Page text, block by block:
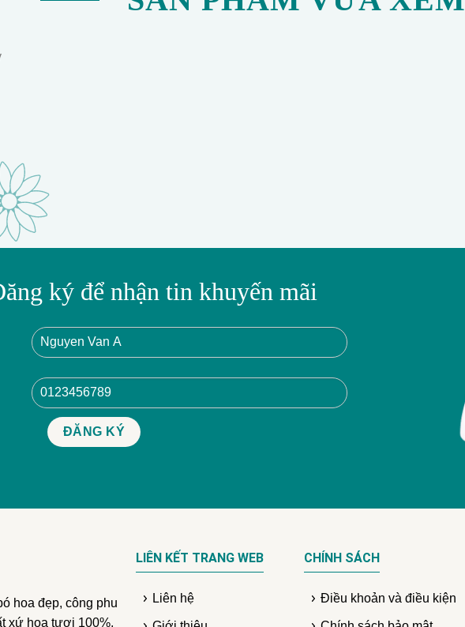
ký để nhận tin khuyến mãi
hoa đẹp, công phu
xứ hoa tươi 100%,
LIÊN KẾT TRANG WEB
Liên hệ
CHÍNH SÁCH
Điều khoản và điều kiện